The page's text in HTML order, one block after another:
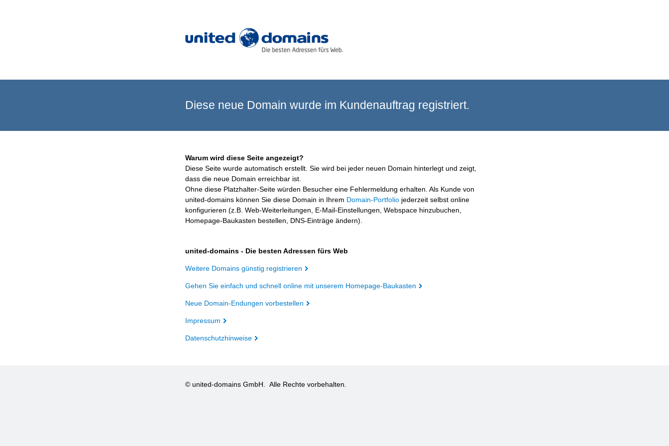
Diese neue Domain wurde im Kundenauftrag registriert.
Warum wird diese Seite angezeigt?
Diese Seite wurde automatisch erstellt. Sie wird bei jeder neuen Domain hinterlegt und zeigt,
dass die neue Domain erreichbar ist.
Ohne diese Platzhalter-Seite würden Besucher eine Fehlermeldung erhalten. Als Kunde von
united-domains können Sie diese Domain in Ihrem Domain-Portfolio jederzeit selbst online
konfigurieren (z.B. Web-Weiterleitungen, E-Mail-Einstellungen, Webspace hinzubuchen,
Homepage-Baukasten bestellen, DNS-Einträge ändern).
united-domains - Die besten Adressen fürs Web
Weitere Domains günstig registrieren
Gehen Sie einfach und schnell online mit unserem Homepage-Baukasten
Neue Domain-Endungen vorbestellen
Impressum
Datenschutzhinweise
© united-domains GmbH. Alle Rechte vorbehalten.